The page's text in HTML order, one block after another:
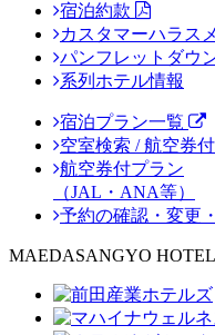
宿泊約款
カスタマーハラス
パンフレットダウ
系列ホテル情報
宿泊プラン一覧
空室検索 / 航空券
航空券付プラン
（JAL・ANA等）
予約の確認・変更
MAEDASANGYO